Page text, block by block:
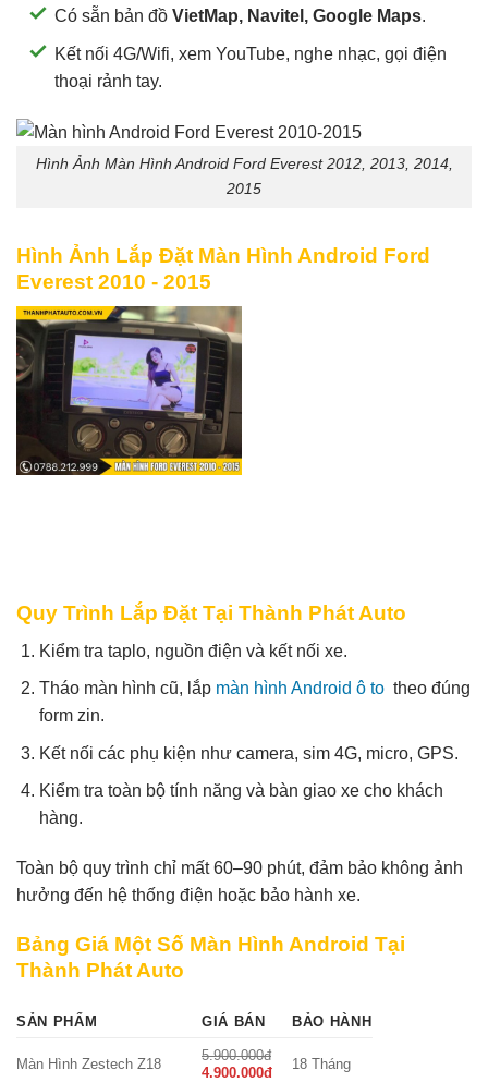
Có sẵn bản đồ VietMap, Navitel, Google Maps.
Kết nối 4G/Wifi, xem YouTube, nghe nhạc, gọi điện
thoại rảnh tay.
Hình Ảnh Màn Hình Android Ford Everest 2012, 2013, 2014,
2015
Hình Ảnh Lắp Đặt Màn Hình Android Ford
Everest 2010 - 2015
Quy Trình Lắp Đặt Tại Thành Phát Auto
Kiểm tra taplo, nguồn điện và kết nối xe.
Tháo màn hình cũ, lắpmàn hình Android ô to theo đúng
form zin.
Kết nối các phụ kiện như camera, sim 4G, micro, GPS.
Kiểm tra toàn bộ tính năng và bàn giao xe cho khách
hàng.
Toàn bộ quy trình chỉ mất 60–90 phút, đảm bảo không ảnh
hưởng đến hệ thống điện hoặc bảo hành xe.
Bảng Giá Một Số Màn Hình Android Tại
Thành Phát Auto
SẢN PHẨM GIÁ BÁN BẢO HÀNH
Màn Hình Zestech Z18
5.900.000đ
4.900.000đ
18 Tháng